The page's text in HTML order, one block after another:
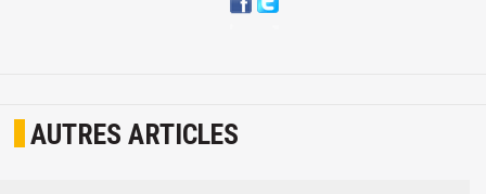
AUTRES ARTICLES